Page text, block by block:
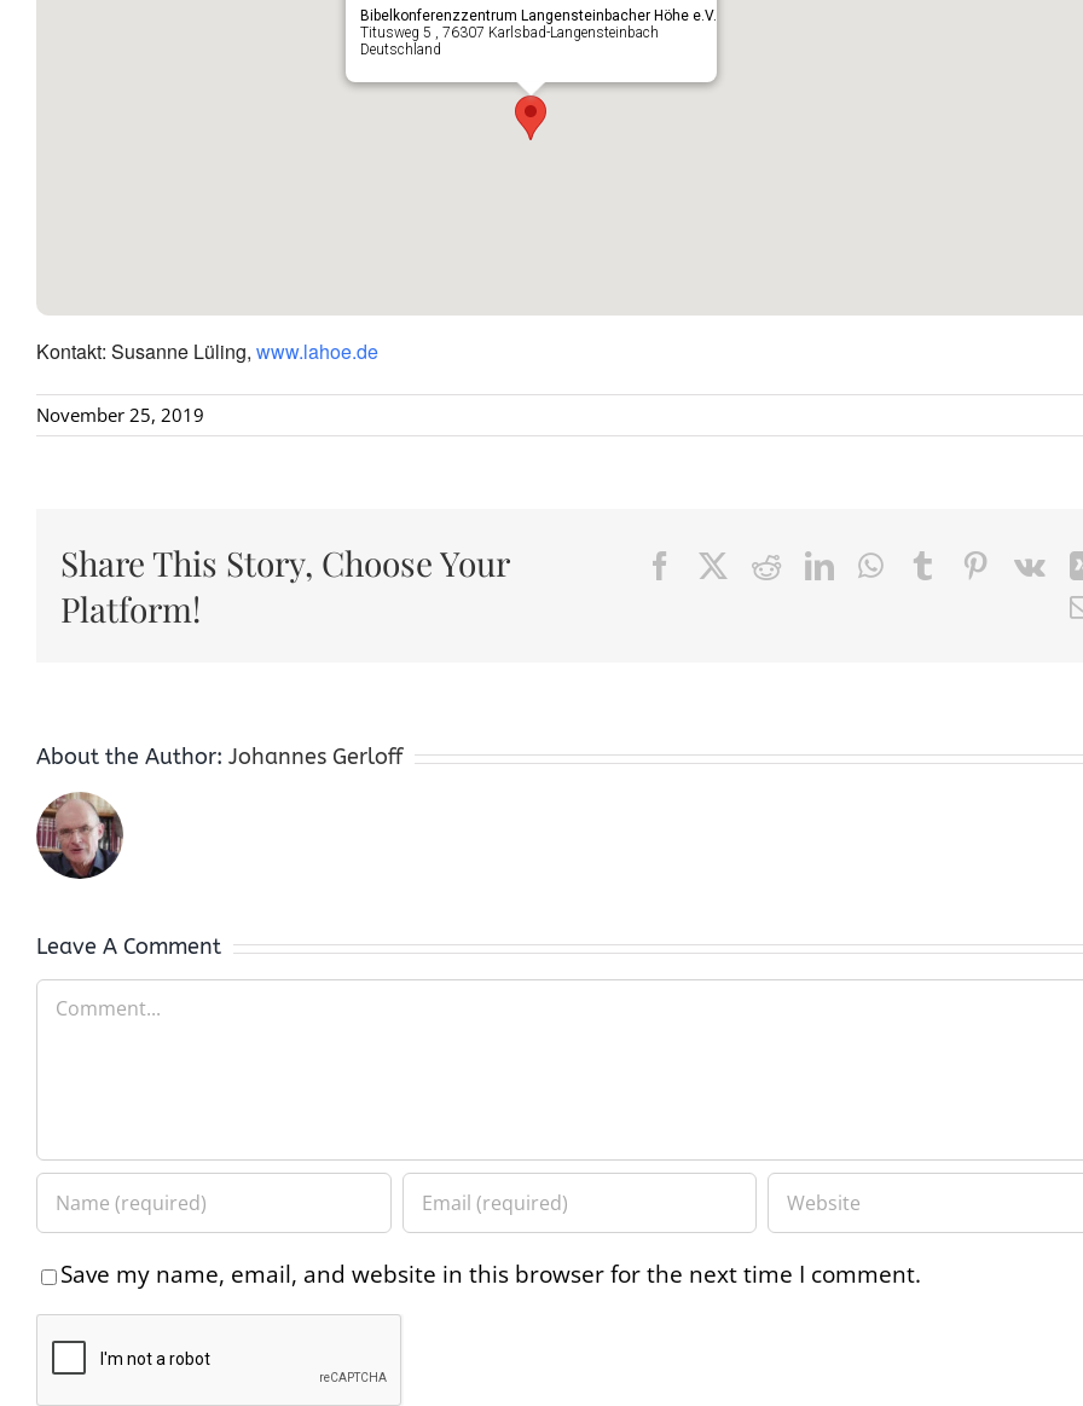
Bibelkonferenzzentrum Langensteinbacher Höhe e.V.
Titusweg 5 , 76307 Karlsbad-Langensteinbach
Deutschland
Kontakt: Susanne Lüling, www.lahoe.de
November 25, 2019
Share This Story, Choose Your
Platform!
FacebookRedditLinkedInWhatsApp
Tumblr Vk
About the Author: Johannes Gerloff
Leave A Comment
Comment
Save my name, email, and website in this browser for the next time I comment.